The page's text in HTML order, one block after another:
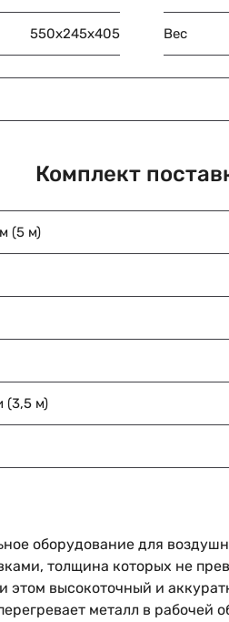
550х245х405 Вес
Комплект
(5 м)
(3,5 м)
оборудование для
толщина которых не
этом высокоточный и
металл в рабочей